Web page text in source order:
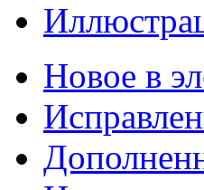
Новое в